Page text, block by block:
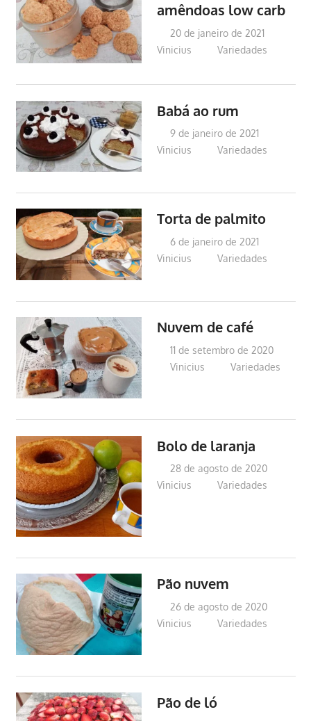
amêndoas low carb
20 de janeiro de 2021
Vinicius
Variedades
Babá ao rum
9 de janeiro de 2021
Vinicius
Variedades
Torta de palmito
6 de janeiro de 2021
Vinicius
Variedades
Nuvem de café
11 de setembro de 2020
Vinicius
Variedades
Bolo de laranja
28 de agosto de 2020
Vinicius
Variedades
Pão nuvem
26 de agosto de 2020
Vinicius
Variedades
Pão de ló